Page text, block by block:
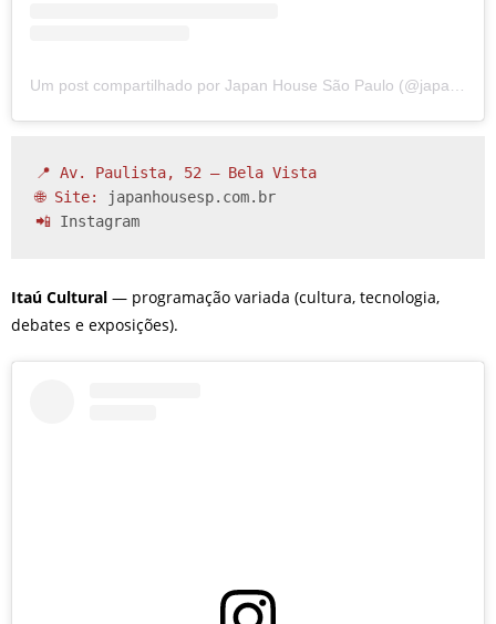
📍 Av. Paulista, 52 – Bela Vista
🌐 Site:
japanhousesp.com.br
📲 Instagram
Itaú Cultural — programação variada (cultura, tecnologia,
debates e exposições).